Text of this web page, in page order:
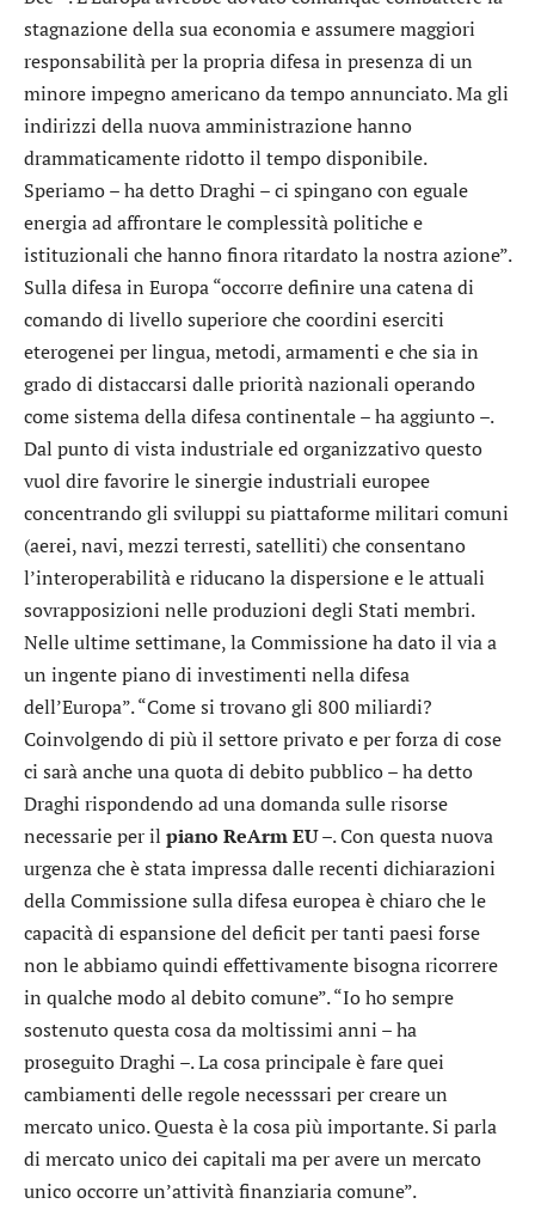
stagnazione della sua economia e assumere maggiori
responsabilità per la propria difesa in presenza di un
minore impegno americano da tempo annunciato. Ma gli
indirizzi della nuova amministrazione hanno
drammaticamente ridotto il tempo disponibile.
Speriamo – ha detto Draghi – ci spingano con eguale
energia ad affrontare le complessità politiche e
istituzionali che hanno finora ritardato la nostra azione”.
Sulla difesa in Europa “occorre definire una catena di
comando di livello superiore che coordini eserciti
eterogenei per lingua, metodi, armamenti e che sia in
grado di distaccarsi dalle priorità nazionali operando
come sistema della difesa continentale – ha aggiunto –.
Dal punto di vista industriale ed organizzativo questo
vuol dire favorire le sinergie industriali europee
concentrando gli sviluppi su piattaforme militari comuni
(aerei, navi, mezzi terresti, satelliti) che consentano
l’interoperabilità e riducano la dispersione e le attuali
sovrapposizioni nelle produzioni degli Stati membri.
Nelle ultime settimane, la Commissione ha dato il via a
un ingente piano di investimenti nella difesa
dell’Europa”. “Come si trovano gli 800 miliardi?
Coinvolgendo di più il settore privato e per forza di cose
ci sarà anche una quota di debito pubblico – ha detto
Draghi rispondendo ad una domanda sulle risorse
necessarie per il piano ReArm EU–. Con questa nuova
urgenza che è stata impressa dalle recenti dichiarazioni
della Commissione sulla difesa europea è chiaro che le
capacità di espansione del deficit per tanti paesi forse
non le abbiamo quindi effettivamente bisogna ricorrere
in qualche modo al debito comune”. “Io ho sempre
sostenuto questa cosa da moltissimi anni – ha
proseguito Draghi –. La cosa principale è fare quei
cambiamenti delle regole necesssari per creare un
mercato unico. Questa è la cosa più importante. Si parla
di mercato unico dei capitali ma per avere un mercato
unico occorre un’attività finanziaria comune”.